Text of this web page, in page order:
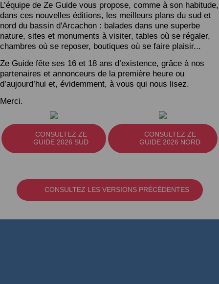
L’équipe de Ze Guide vous propose, comme à son habitude,
dans ces nouvelles éditions, les meilleurs plans du sud et
nord du bassin d'Arcachon : balades dans une superbe
nature, sites et monuments à visiter, tables où se régaler,
chambres où se reposer, boutiques où se faire plaisir...
Ze Guide fête ses 16 et 18 ans d’existence, grâce à nos
partenaires et annonceurs de la première heure ou
d’aujourd’hui et, évidemment, à vous qui nous lisez.
Merci.
CONSULTEZ ZE
GUIDE 2026 SUD
CONSULTEZ ZE
GUIDE 2026 NORD
CONSULTEZ LES VERSIONS PRÉCÉDENTES